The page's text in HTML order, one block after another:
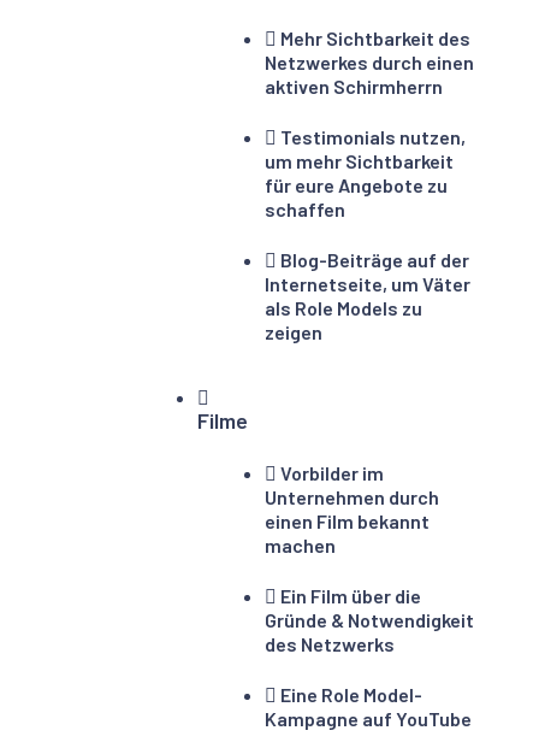
Mehr Sichtbarkeit des
Netzwerkes durch einen
aktiven Schirmherrn
Testimonials nutzen,
um mehr Sichtbarkeit
für eure Angebote zu
schaffen
Blog-Beiträge auf der
Internetseite, um Väter
als Role Models zu
zeigen
Filme
Vorbilder im
Unternehmen durch
einen Film bekannt
machen
Ein Film über die
Gründe & Notwendigkeit
des Netzwerks
Eine Role Model-
Kampagne auf YouTube